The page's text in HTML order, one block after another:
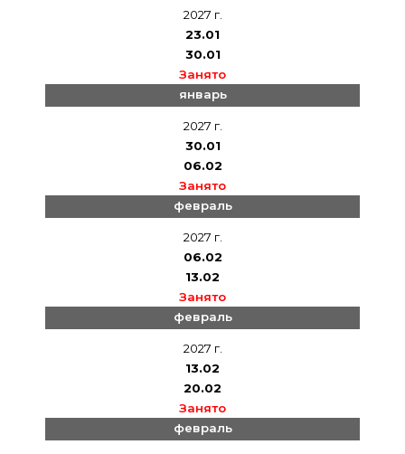
2027 г.
23.01
30.01
Занято
январь
2027 г.
30.01
06.02
Занято
февраль
2027 г.
06.02
13.02
Занято
февраль
2027 г.
13.02
20.02
Занято
февраль